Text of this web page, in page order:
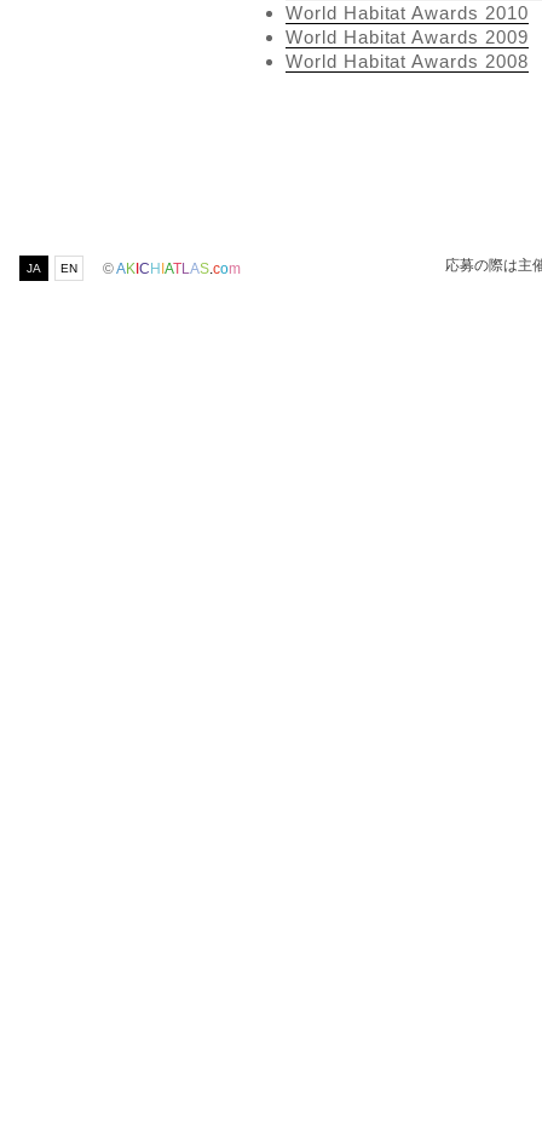
World Habitat Awards 2010
World Habitat Awards 2009
World Habitat Awards 2008
JA EN ©AKICHIATL AS com 応募の際は主